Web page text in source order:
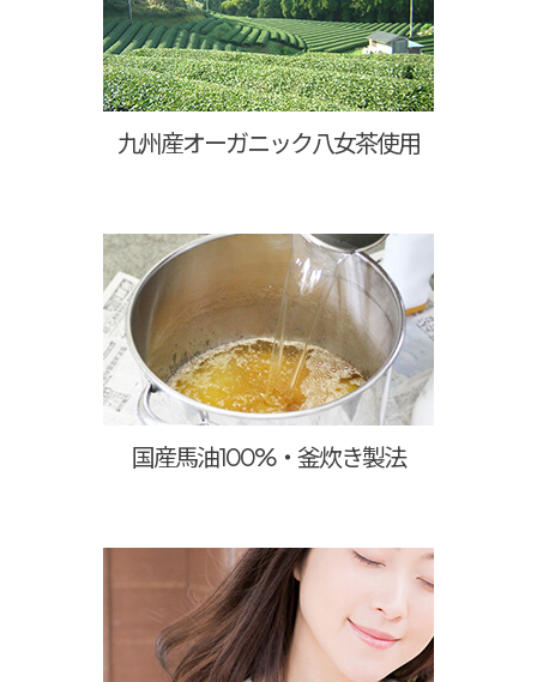
九州産オーガニック八女茶使用
国産馬油100%・釜炊き製法